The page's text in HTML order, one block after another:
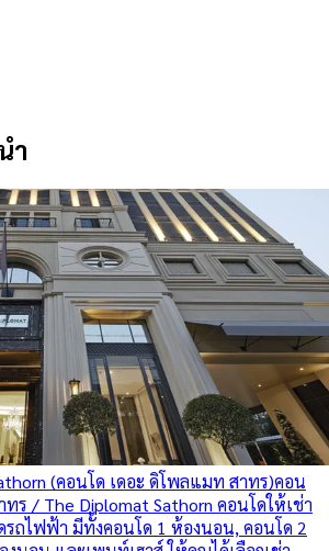
ำ
(คอนโด เดอะ ดิโพลแมท สาทร)คอน
ร / The Diplomat Sathorn คอนโดให้เช่า
รถไฟฟ้า มีทั้งคอนโด 1 ห้องนอน, คอนโด 2